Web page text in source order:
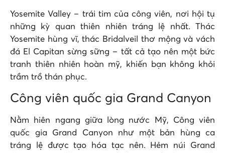
Yosemite Valley – trái tim của công viên, nơi hội tụ
những kỳ quan thiên nhiên tráng lệ nhất. Thác
Yosemite hùng vĩ, thác Bridalveil thơ mộng và vách
đá El Capitan sừng sững – tất cả tạo nên một bức
tranh thiên nhiên hoàn mỹ, khiến bạn không khỏi
trầm trồ thán phục.
Công viên quốc gia Grand Canyon
Nằm hiên ngang giữa lòng nước Mỹ, Công viên
quốc gia Grand Canyon như một bản hùng ca
tráng lệ được tạo hóa tạc nên. Hẻm núi Grand